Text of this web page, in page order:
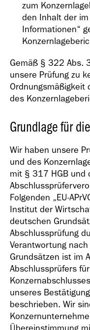
zum
den Inhalt der
Informationen“
Gemäß § 322 Abs.
unsere Prüfung zu
Ordnungsmäßigkeit
des
Grundlage für
Wir haben unsere
und des
mit § 317 HGB und
Folgenden „EU-
Institut der
deutschen
Abschlussprüfung
Verantwortung
Grundsätzen ist im
Abschlussprüfers
unseres
beschrieben. Wir